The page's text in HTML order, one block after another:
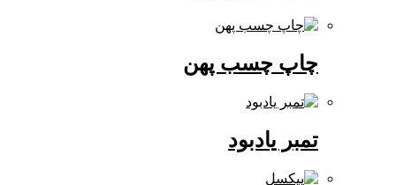
چاپ چسب پهن
تمبر یادبود